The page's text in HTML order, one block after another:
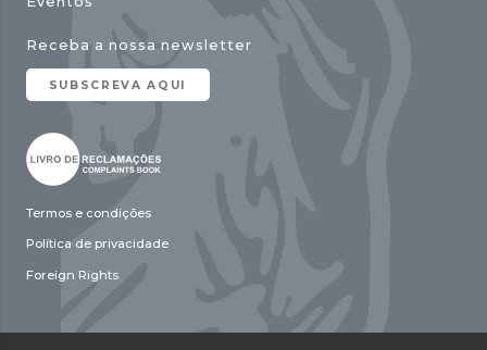
Receba a nossa newsletter
SUBSCREVA AQUI
Termos e condições
Política de privacidade
Foreign Rights